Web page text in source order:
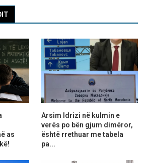
as
Arsim Idrizi në kulmin e
verës po bën gjum dimëror,
është rrethuar me tabela
pa...